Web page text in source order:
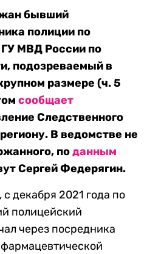
бывший
полиции по
МВД России по
подозреваемый в
размере (ч. 5
сообщает
Следственного
В ведомстве не
поданным
Сергей Федерягин.
декабря 2021 года по
полицейский
через посредника